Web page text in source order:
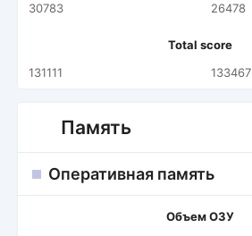
30783
26478
Total score
131111
133467
Память
Оперативная память
Объем ОЗУ